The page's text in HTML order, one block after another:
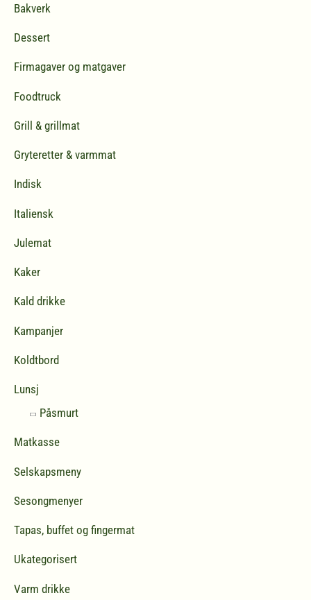
e
r
Bakverk
Dessert
Firmagaver og matgaver
Foodtruck
Grill & grillmat
Gryteretter & varmmat
Indisk
Italiensk
Julemat
Kaker
Kald drikke
Kampanjer
Koldtbord
Lunsj
Påsmurt
Matkasse
Selskapsmeny
Sesongmenyer
Tapas, buffet og fingermat
Ukategorisert
Varm drikke